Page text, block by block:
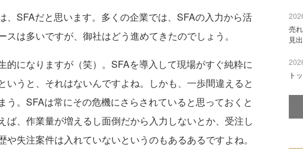
、SFAだと思います。多くの企業では、SFAの入力から活
は多いですが、御社はどう進めてきたのでしょう。
的になりますが（笑）。SFAを導入して現場がすぐ純粋に
いうと、それはないんですよね。しかも、一歩間違えると
う。SFAは常にその危機にさらされていると思っておくと
ば、作業量が増えるし面倒だから入力しないとか、受注し
失注案件は入れていないというのもあるあるですよね。
売
見
ト